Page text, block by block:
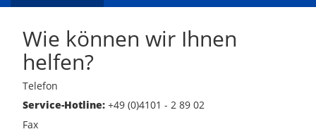
Wie können wir Ihnen
helfen?
Telefon
Service-Hotline:+49 (0)4101 - 2 89 02
Fax